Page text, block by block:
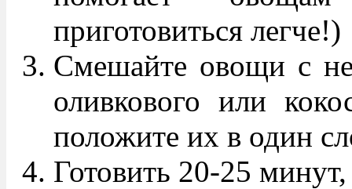
приготовиться легче!)
Смешайте овощи с
оливкового или
положите их в один
Готовить 20-25